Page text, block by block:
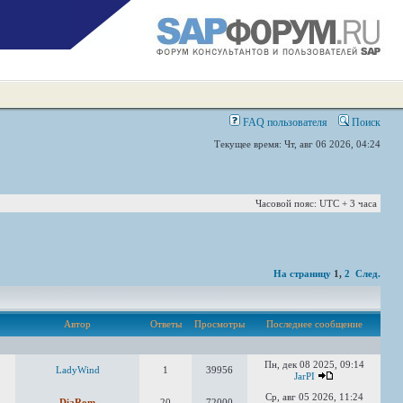
FAQ пользователя Поиск
Текущее время: Чт, авг 06 2026, 04:24
Часовой пояс: UTC + 3 часа
На страницу 1, 2 След.
Автор Ответы Просмотры
Последнее сообщение
LadyWind 1 39956
Пн, дек 08 2025, 09:14
JarPI
Ср, авг 05 2026, 11:24